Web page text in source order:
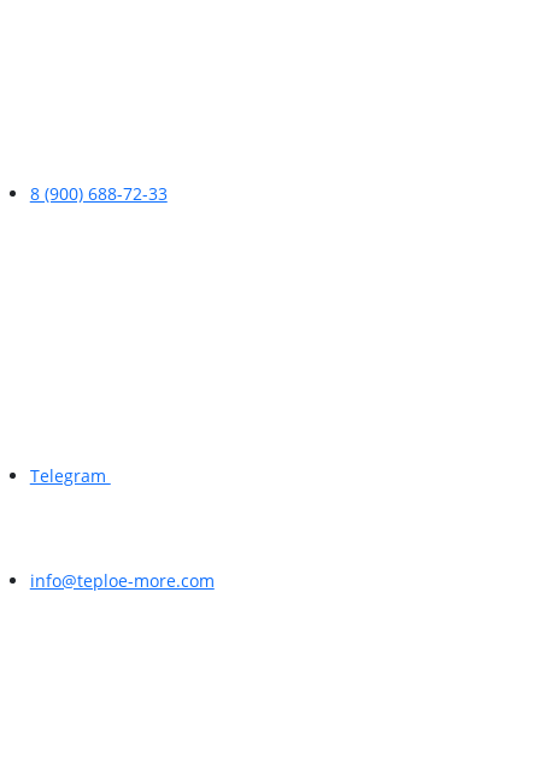
8 (900) 688-72-33
Telegram
info@teploe-more.com